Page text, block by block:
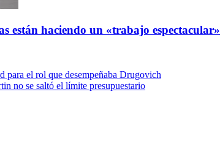
están haciendo un «trabajo espectacular»
para el rol que desempeñaba Drugovich
no se saltó el límite presupuestario